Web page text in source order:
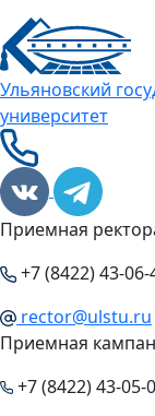
Ульяновский
университет
Приемная
+7 (8422) 43-06-
rector@ulstu.ru
Приемная
+7 (8422) 43-05-